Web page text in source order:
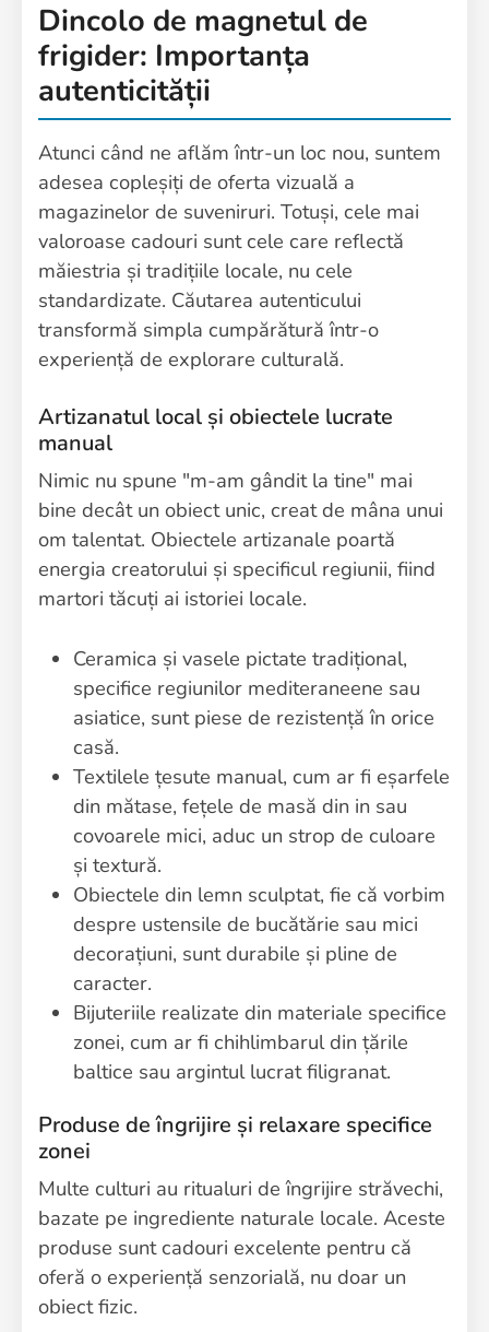
Dincolo de magnetul de
frigider: Importanța
autenticității
Atunci când ne aflăm într-un loc nou, suntem
adesea copleșiți de oferta vizuală a
magazinelor de suveniruri. Totuși, cele mai
valoroase cadouri sunt cele care reflectă
măiestria și tradițiile locale, nu cele
standardizate. Căutarea autenticului
transformă simpla cumpărătură într-o
experiență de explorare culturală.
Artizanatul local și obiectele lucrate
manual
Nimic nu spune "m-am gândit la tine" mai
bine decât un obiect unic, creat de mâna unui
om talentat. Obiectele artizanale poartă
energia creatorului și specificul regiunii, fiind
martori tăcuți ai istoriei locale.
Ceramica și vasele pictate tradițional,
specifice regiunilor mediteraneene sau
asiatice, sunt piese de rezistență în orice
casă.
Textilele țesute manual, cum ar fi eșarfele
din mătase, fețele de masă din in sau
covoarele mici, aduc un strop de culoare
și textură.
Obiectele din lemn sculptat, fie că vorbim
despre ustensile de bucătărie sau mici
decorațiuni, sunt durabile și pline de
caracter.
Bijuteriile realizate din materiale specifice
zonei, cum ar fi chihlimbarul din țările
baltice sau argintul lucrat filigranat.
Produse de îngrijire și relaxare specifice
zonei
Multe culturi au ritualuri de îngrijire străvechi,
bazate pe ingrediente naturale locale. Aceste
produse sunt cadouri excelente pentru că
oferă o experiență senzorială, nu doar un
obiect fizic.